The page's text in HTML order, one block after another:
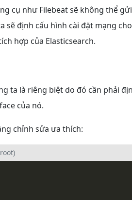
cụ như Filebeat sẽ không thể
sẽ định cấu hình cài đặt mạng cho
hợp của Elasticsearch.
ta là riêng biệt do đó cần phải
của nó.
chỉnh sửa ưa thích: